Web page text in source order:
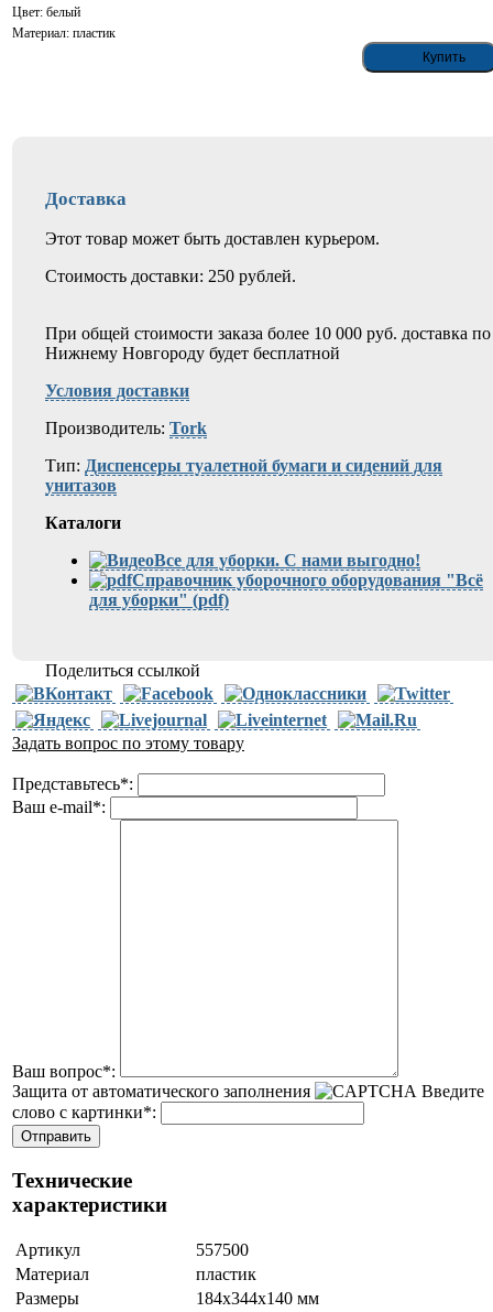
Цвет: белый
Материал: пластик
Доставка
Этот товар может быть доставлен курьером.
Стоимость доставки: 250 рублей.
При общей стоимости заказа более 10 000 руб. доставка по
Нижнему Новгороду будет бесплатной
Условия доставки
Производитель: Tork
Тип: Диспенсеры туалетной бумаги и сидений для
унитазов
Каталоги
Все для уборки. С нами выгодно!
Справочник уборочного оборудования "Всё
для уборки" (pdf)
Поделиться ссылкой
Задать вопрос по этому товару
Представьтесь*:
Ваш e-mail*:
Ваш вопрос*:
Защита от автоматического заполнения
Введите
слово с картинки*:
Технические
характеристики
Артикул
557500
Материал
пластик
Размеры
184х344х140 мм